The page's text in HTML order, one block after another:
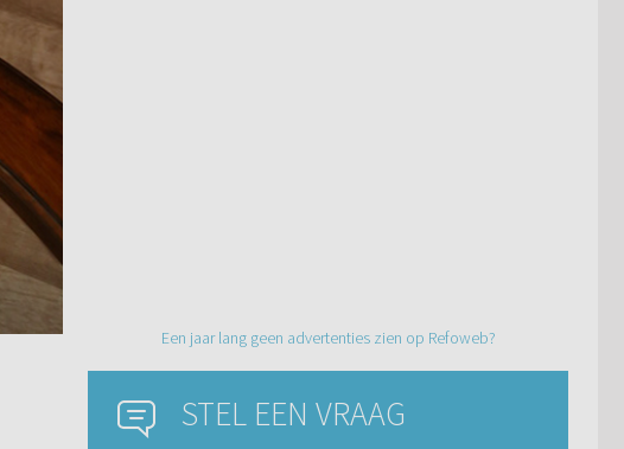
Een jaar lang geen advertenties zien op Refoweb?
STEL EEN VRAAG